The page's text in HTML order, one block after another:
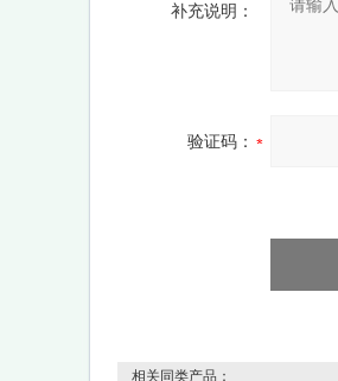
补充说明：
验证码：
相关同类产品：